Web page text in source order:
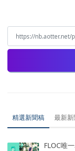
精選新聞稿 最新
FLOC唯